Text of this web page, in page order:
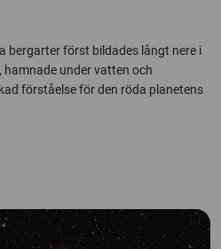
bergarter först bildades långt nere i
hamnade under vatten och
förståelse för den röda planetens